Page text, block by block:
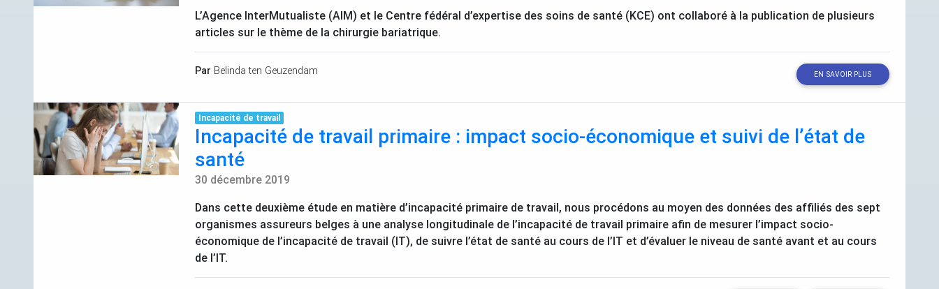
L’Agence InterMutualiste (AIM) et le Centre fédéral d’expertise des soins de santé (KCE) ont collaboré à la publication de plusieurs
articles sur le thème de la chirurgie bariatrique.
Par Belinda ten Geuzendam EN SAVOIR PLUS
Incapacité de travail
Incapacité de travail primaire : impact socio-économique et suivi de l’état de
santé
30 décembre 2019
Dans cette deuxième étude en matière d’incapacité primaire de travail, nous procédons au moyen des données des affiliés des sept
organismes assureurs belges à une analyse longitudinale de l’incapacité de travail primaire afin de mesurer l’impact socio-
économique de l’incapacité de travail (IT), de suivre l’état de santé au cours de l’IT et d’évaluer le niveau de santé avant et au cours
de l’IT.